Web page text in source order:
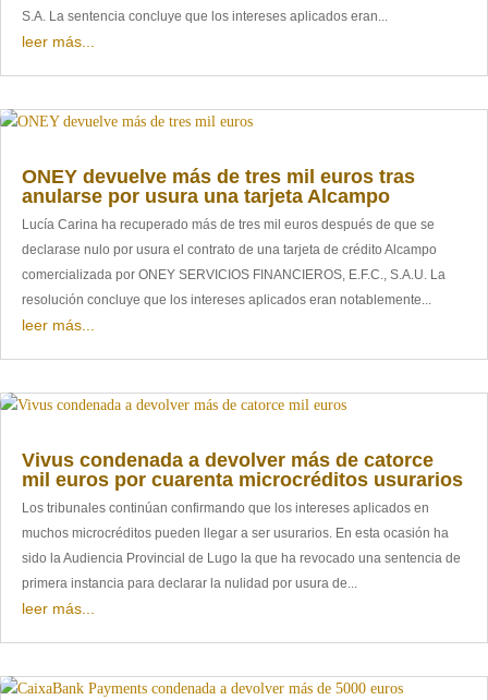
S.A. La sentencia concluye que los intereses aplicados eran...
leer más...
ONEY devuelve más de tres mil euros tras
anularse por usura una tarjeta Alcampo
Lucía Carina ha recuperado más de tres mil euros después de que se
declarase nulo por usura el contrato de una tarjeta de crédito Alcampo
comercializada por ONEY SERVICIOS FINANCIEROS, E.F.C., S.A.U. La
resolución concluye que los intereses aplicados eran notablemente...
leer más...
Vivus condenada a devolver más de catorce
mil euros por cuarenta microcréditos usurarios
Los tribunales continúan confirmando que los intereses aplicados en
muchos microcréditos pueden llegar a ser usurarios. En esta ocasión ha
sido la Audiencia Provincial de Lugo la que ha revocado una sentencia de
primera instancia para declarar la nulidad por usura de...
leer más...